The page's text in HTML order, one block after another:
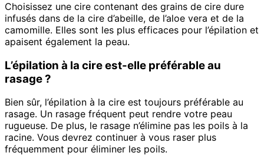
Choisissez une cire contenant des grains de cire dure
infusés dans de la cire d’abeille, de l’aloe vera et de la
camomille. Elles sont les plus efficaces pour l’épilation et
apaisent également la peau.
L’épilation à la cire est-elle préférable au
rasage ?
Bien sûr, l’épilation à la cire est toujours préférable au
rasage. Un rasage fréquent peut rendre votre peau
rugueuse. De plus, le rasage n’élimine pas les poils à la
racine. Vous devrez continuer à vous raser plus
fréquemment pour éliminer les poils.